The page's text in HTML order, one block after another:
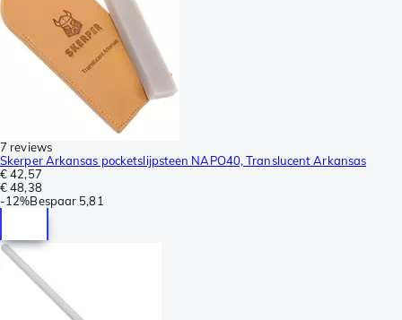
7 reviews
Skerper Arkansas pocketslijpsteen NAPO40, Translucent Arkansas
€ 42,57
€ 48,38
-12%Bespaar 5,81